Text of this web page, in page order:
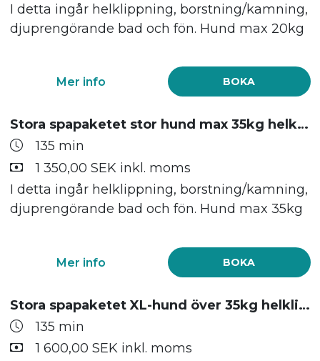
I detta ingår helklippning, borstning/kamning,
djuprengörande bad och fön. Hund max 20kg
BOKA
Mer info
Stora spapaketet stor hund max 35kg helklippning bad och fön
135 min
1 350,00 SEK inkl. moms
I detta ingår helklippning, borstning/kamning,
djuprengörande bad och fön. Hund max 35kg
BOKA
Mer info
Stora spapaketet XL-hund över 35kg helklippning bad och fön
135 min
1 600,00 SEK inkl. moms